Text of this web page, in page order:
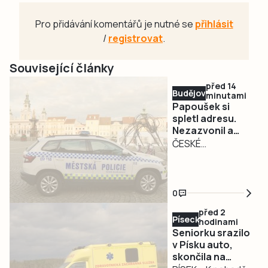
Pro přidávání komentářů je nutné se přihlásit
/registrovat.
Související články
Budějovicko
před 14
minutami
Papoušek si
spletl adresu.
Nezazvonil a
přiletěl do bytu
ČESKÉ
zásahu
informovala
českobudějovická
městská policie.
Do bytu v sídlišti
Vltava přiletěl
0
Písecko
před 2
hodinami
Seniorku srazilo
v Písku auto,
skončila na